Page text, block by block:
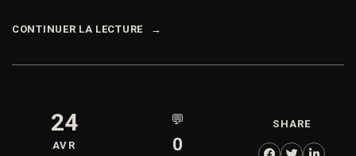
CONTINUER LA LECTURE
24
AVR
💬
0
SHARE